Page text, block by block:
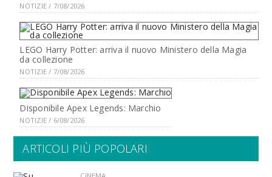
NOTIZIE / 7/08/2026
LEGO Harry Potter: arriva il nuovo Ministero della Magia
da collezione
NOTIZIE / 7/08/2026
Disponibile Apex Legends: Marchio
NOTIZIE / 6/08/2026
ARTICOLI PIÙ POPOLARI